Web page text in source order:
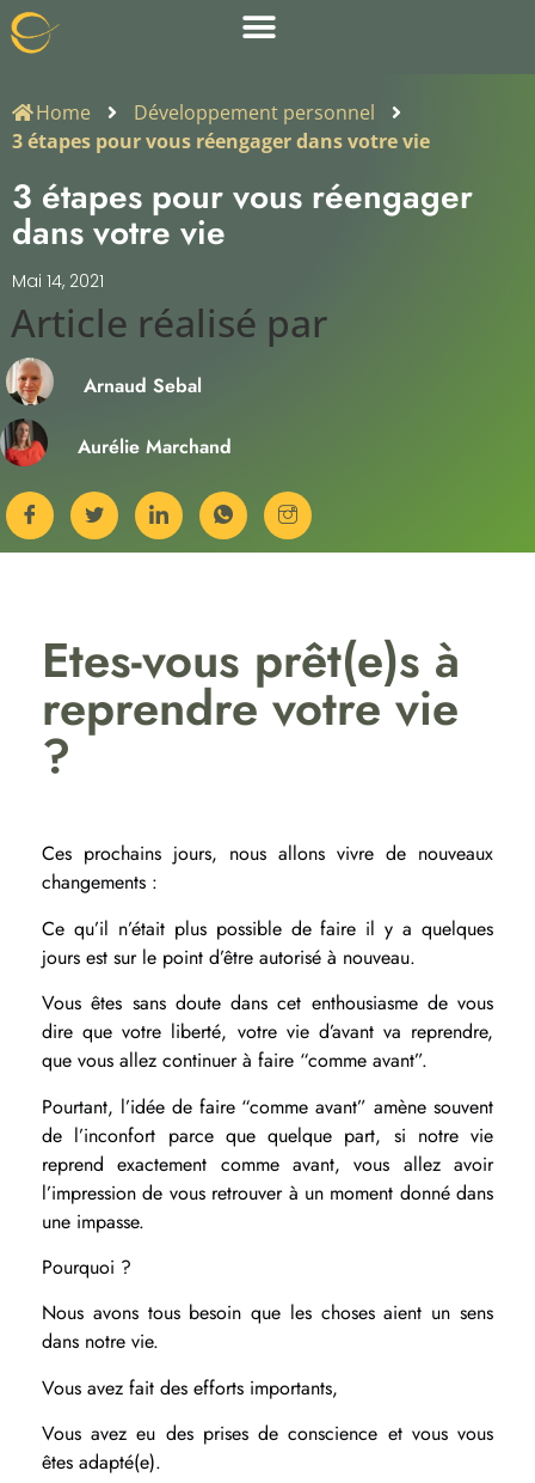
Home
Développement personnel
3 étapes pour vous réengager dans votre vie
3 étapes pour vous réengager
dans votre vie
Mai 14, 2021
Article réalisé par​
Arnaud Sebal
Aurélie Marchand
Etes-vous prêt(e)s à
reprendre votre vie
?
Ces prochains jours, nous allons vivre de nouveaux
changements :
Ce qu’il n’était plus possible de faire il y a quelques
jours est sur le point d’être autorisé à nouveau.
Vous êtes sans doute dans cet enthousiasme de vous
dire que votre liberté, votre vie d’avant va reprendre,
que vous allez continuer à faire “comme avant”.
Pourtant, l’idée de faire “comme avant” amène souvent
de l’inconfort parce que quelque part, si notre vie
reprend exactement comme avant, vous allez avoir
l’impression de vous retrouver à un moment donné dans
une impasse.
Pourquoi ?
Nous avons tous besoin que les choses aient un sens
dans notre vie.
Vous avez fait des efforts importants,
Vous avez eu des prises de conscience et vous vous
êtes adapté(e).